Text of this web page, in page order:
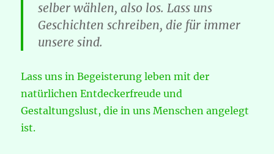
selber wählen, also los. Lass uns
Geschichten schreiben, die für immer
unsere sind.
Lass uns in Begeisterung leben mit der
natürlichen Entdeckerfreude und
Gestaltungslust, die in uns Menschen angelegt
ist.